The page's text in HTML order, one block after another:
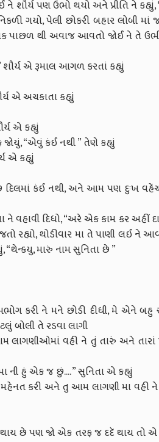
શૌર્ય પણ ઉભો થયો અને પ્રીતિ ને કહ્યું,
ગયો, પેલી છોકરી બહાર લોબી માં
પાછળ થી અવાજ આવતો જોઈ ને તે
શૌર્ય એ રૂમાલ આગળ કરતાં કહ્યું
એ અચકાતા કહ્યું
એ કહ્યું
“એવું કંઈ નથી ” તેણે કહ્યું
એ કહ્યું
કંઈ નથી, અને આમ પણ દુઃખ
દિધો, “અરે એક કામ કર અહીં
રહ્યો, થોડીવાર મા તે પાણી લઈ ને
મારું નામ સુનિતા છે ”
કરી ને મને છોડી દીધી, મે એને બહુ
બોલી તે રડવા લાગી
વહી ને તું તારું અને તારાં
ની હું એક જ છું.... ” સુનિતા એ કહ્યું
મહેનત કરી અને તુ આમ લાગણી મા વહી
છે પણ જો એક તરફ જ દદૅ થાય તો એ